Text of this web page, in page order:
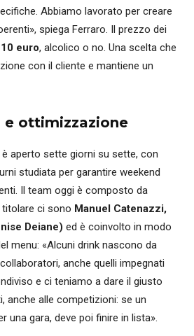
Abbiamo lavorato per creare
spiega Ferraro. Il prezzo dei
10 euro, alcolico o no. Una scelta che
con il cliente e mantiene un
e ottimizzazione
è aperto sette giorni su sette, con
studiata per garantire weekend
Il team oggi è composto da
ci sono Manuel Catenazzi,
Deiane) ed è coinvolto in modo
menu: «Alcuni drink nascono da
anche quelli impegnati
e ci teniamo a dare il giusto
anche alle competizioni: se un
una gara, deve poi finire in lista».